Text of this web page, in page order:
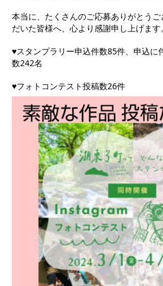
本当に、たくさんのご応募ありがとう
だいた皆様へ、心より感謝申し上げます。
♥スタンプラリー申込件数85件、申込に
数242名
♥フォトコンテスト投稿数26件